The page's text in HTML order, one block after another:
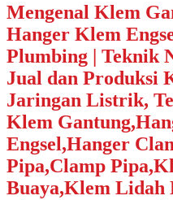
Mengenal Klem
Hanger Klem
Plumbing | Teknik
Jual dan Produksi
Jaringan Listrik,
Klem
Engsel,Hanger
Pipa,Clamp
Buaya,Klem Lidah